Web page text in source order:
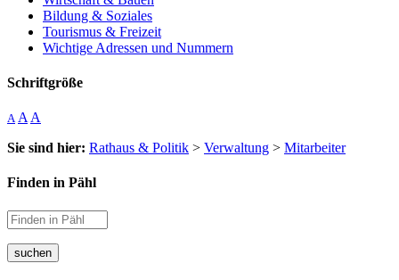
Bildung & Soziales
Tourismus & Freizeit
Wichtige Adressen und Nummern
Schriftgröße
A A A
Sie sind hier: Rathaus & Politik > Verwaltung > Mitarbeiter
Finden in Pähl
suchen